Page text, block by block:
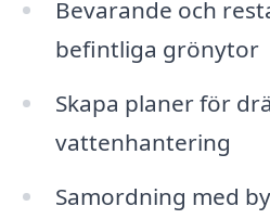
Bevarande och
befintliga grönytor
Skapa planer för
vattenhantering
Samordning med